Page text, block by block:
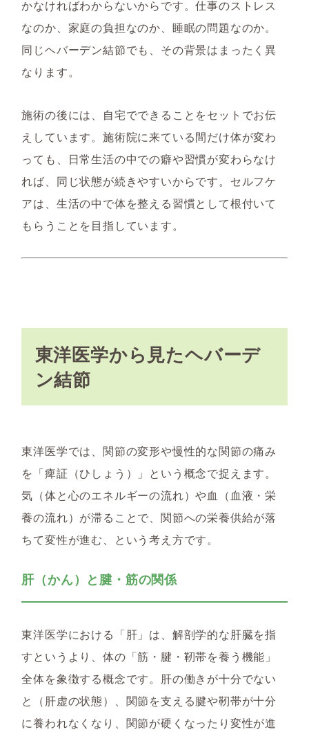
かなければわからないからです。仕事のストレス
なのか、家庭の負担なのか、睡眠の問題なのか。
同じヘバーデン結節でも、その背景はまったく異
なります。
施術の後には、自宅でできることをセットでお伝
えしています。施術院に来ている間だけ体が変わ
っても、日常生活の中での癖や習慣が変わらなけ
れば、同じ状態が続きやすいからです。セルフケ
アは、生活の中で体を整える習慣として根付いて
もらうことを目指しています。
東洋医学から見たヘバーデ
ン結節
東洋医学では、関節の変形や慢性的な関節の痛み
を「痺証（ひしょう）」という概念で捉えます。
気（体と心のエネルギーの流れ）や血（血液・栄
養の流れ）が滞ることで、関節への栄養供給が落
ちて変性が進む、という考え方です。
肝（かん）と腱・筋の関係
東洋医学における「肝」は、解剖学的な肝臓を指
すというより、体の「筋・腱・靭帯を養う機能」
全体を象徴する概念です。肝の働きが十分でない
と（肝虚の状態）、関節を支える腱や靭帯が十分
に養われなくなり、関節が硬くなったり変性が進